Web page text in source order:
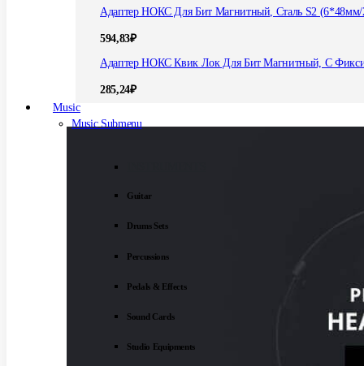
Адаптер НОКС Для Бит Магнитный, Сталь S2
594,83₽
Адаптер НОКС Квик Лок Для Бит Магнитный, С
285,24₽
Music
Music Submenu
Guitar
Drums Sets
Percussions
Pedals & Effects
Sound Cards
Studio Equipments